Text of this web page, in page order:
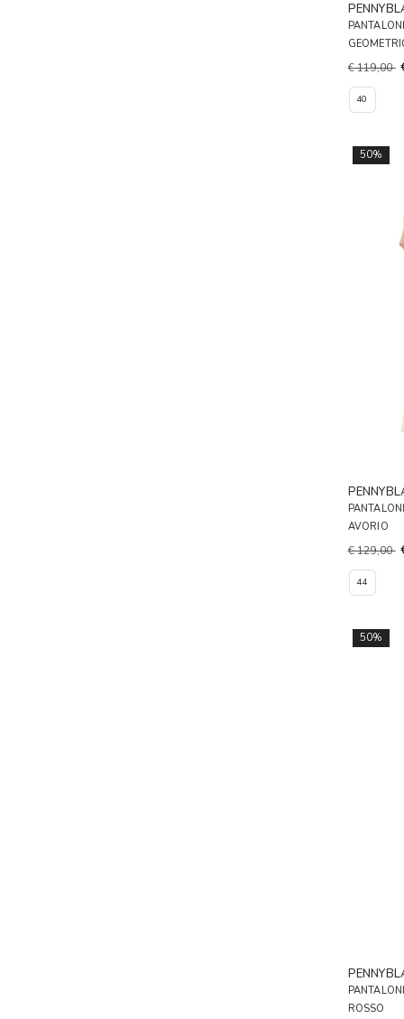
€ 119,00
40
50%
AVORIO
€ 129,00
44
50%
ROSSO